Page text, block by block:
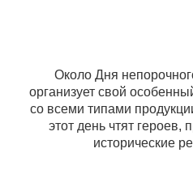
Около Дня
организует свой
со всеми типами
этот день чтят героев,
исторические